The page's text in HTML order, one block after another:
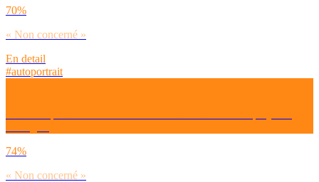
70%
« Non concerné »
En detail
#autoportrait
74%
« Non concerné »